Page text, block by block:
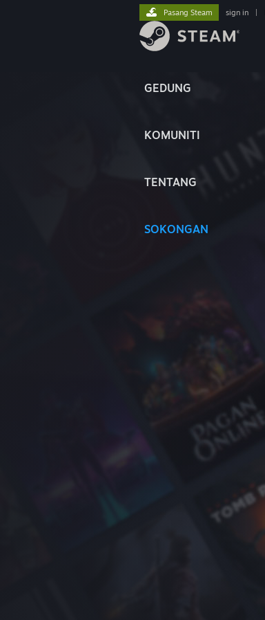
GEDUNG
KOMUNITI
TENTANG
SOKONGAN
Pasang Steam sign in